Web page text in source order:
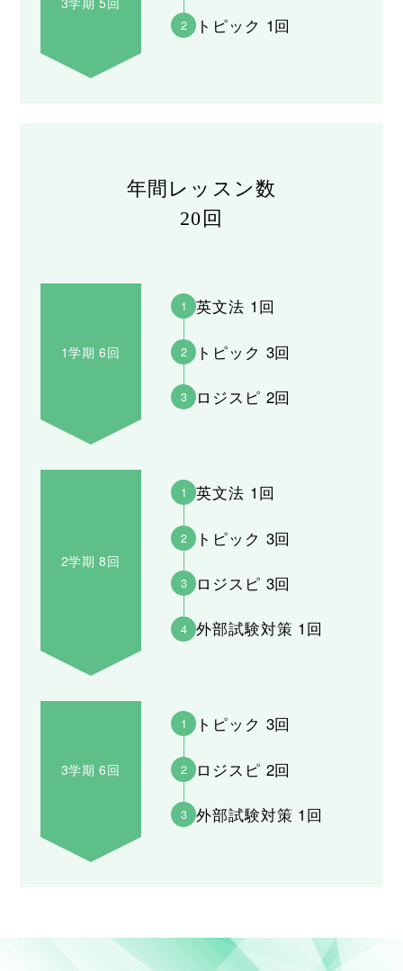
2 トピック 1回
年間レッスン数
20回
1学期 6回
1 英文法 1回
2 トピック 3回
3 ロジスピ 2回
2学期 8回
1 英文法 1回
2 トピック 3回
3 ロジスピ 3回
4 外部試験対策 1回
3学期 6回
1 トピック 3回
2 ロジスピ 2回
3 外部試験対策 1回